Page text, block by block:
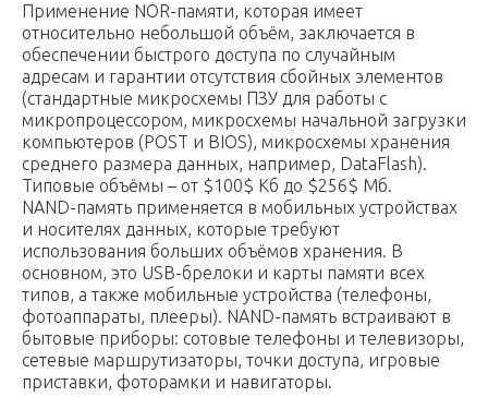
Применение NOR-памяти, которая имеет
относительно небольшой объём, заключается в
обеспечении быстрого доступа по случайным
адресам и гарантии отсутствия сбойных элементов
(стандартные микросхемы ПЗУ для работы с
микропроцессором, микросхемы начальной загрузки
компьютеров (POST и BIOS), микросхемы хранения
среднего размера данных, например, DataFlash).
Типовые объёмы – от $100$ Кб до $256$ Мб.
NAND-память применяется в мобильных устройствах
и носителях данных, которые требуют
использования больших объёмов хранения. В
основном, это USB-брелоки и карты памяти всех
типов, а также мобильные устройства (телефоны,
фотоаппараты, плееры). NAND-память встраивают в
бытовые приборы: сотовые телефоны и телевизоры,
сетевые маршрутизаторы, точки доступа, игровые
приставки, фоторамки и навигаторы.